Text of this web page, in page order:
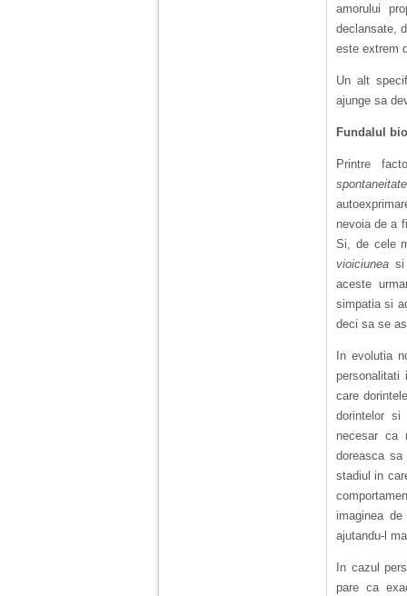
amorului
declansate,
este extrem
Un alt
ajunge sa
Fundalul
Printre
spontaneitate
nevoia de a
Si, de cele
vioiciunea
aceste
simpatia si
deci sa se
In evolutia
care
dorintelor
necesar ca
doreasca
stadiul in
imaginea
ajutandu-l
In cazul
pare ca